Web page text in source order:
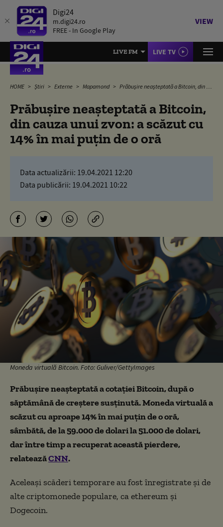
Digi24
m.digi24.ro
FREE - In Google Play
VIEW
LIVE FM LIVE TV
HOME Știri Externe Mapamond Prăbușire neașteptată a Bitcoin, din cauza unui zvon: a scăzut cu 14% în mai puțin de o oră
Prăbușire neașteptată a Bitcoin,
din cauza unui zvon: a scăzut cu
14% în mai puțin de o oră
Data actualizării: 19.04.2021 12:20
Data publicării: 19.04.2021 10:22
Moneda virtuală Bitcoin. Foto: Guliver/GettyImages
Prăbușire neașteptată a cotației Bitcoin, după o
săptămână de creștere susținută. Moneda virtuală a
scăzut cu aproape 14% în mai puțin de o oră,
sâmbătă, de la 59.000 de dolari la 51.000 de dolari,
dar între timp a recuperat această pierdere,
relateazăCNN.
Aceleași scăderi temporare au fost înregistrate și de
alte criptomonede populare, ca ethereum și
Dogecoin.